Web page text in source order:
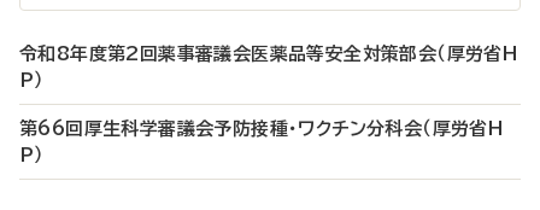
令和8年度第2回薬事審議会医薬品等安全対策部会（厚労省H
P）
第66回厚生科学審議会予防接種・ワクチン分科会（厚労省H
P）